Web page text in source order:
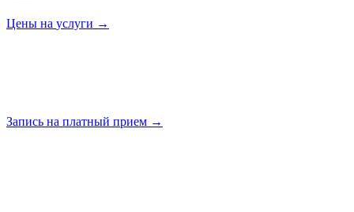
Цены на услуги →
Запись на платный прием →